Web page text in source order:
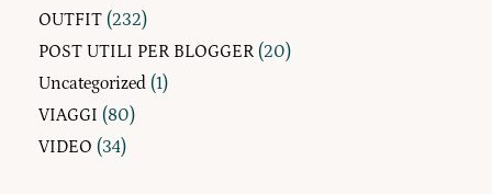
OUTFIT (232)
POST UTILI PER BLOGGER (20)
Uncategorized (1)
VIAGGI (80)
VIDEO (34)